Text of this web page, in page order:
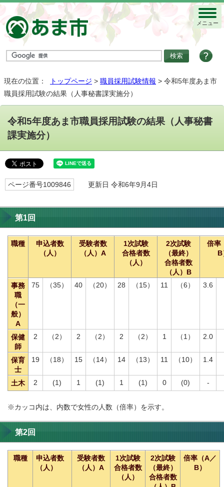
メニュー
現在の位置： トップページ > 職員採用試験情報 > 令和5年度あま市
職員採用試験の結果（人事秘書課実施分）
令和5年度あま市職員採用試験の結果（人事秘書
課実施分）
ページ番号1009846 更新日 令和6年9月4日
第1回
職種
申込者数
（人）
受験者数
（人）A
1次試験
合格者数
（人）
2次試験
（最終）
合格者数
（人）B
倍率
事務
職
（一
般）
A
75 （35） 40 （20） 28 （15） 11 （6） 3.6
保健
師
2 （2） 2 （2） 2 （2） 1 （1） 2.0
保育
士
19 （18） 15 （14） 14 （13） 11 （10） 1.4
土木 2 (1) 1 (1) 1 (1) 0 (0) -
※カッコ内は、内数で女性の人数（倍率）を示す。
第2回
職種
申込者数
（人）
受験者数
（人）A
1次試験
合格者数
（人）
2次試験
（最終）
合格者数
倍率（A／
B）